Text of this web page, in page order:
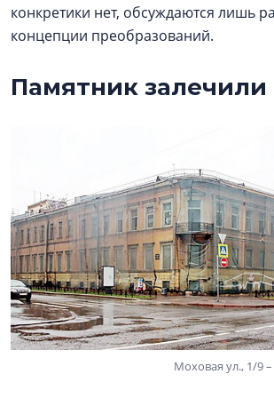
конкретики нет, обсуждаются лишь
концепции преобразований.
Памятник залечили
Моховая ул., 1/9